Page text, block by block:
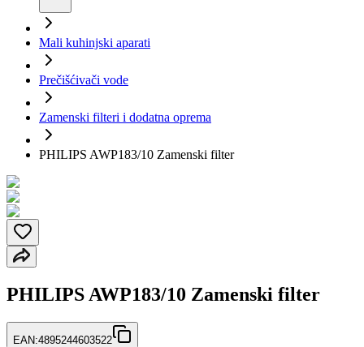
Mali kuhinjski aparati
Prečišćivači vode
Zamenski filteri i dodatna oprema
PHILIPS AWP183/10 Zamenski filter
PHILIPS AWP183/10 Zamenski filter
EAN:4895244603522